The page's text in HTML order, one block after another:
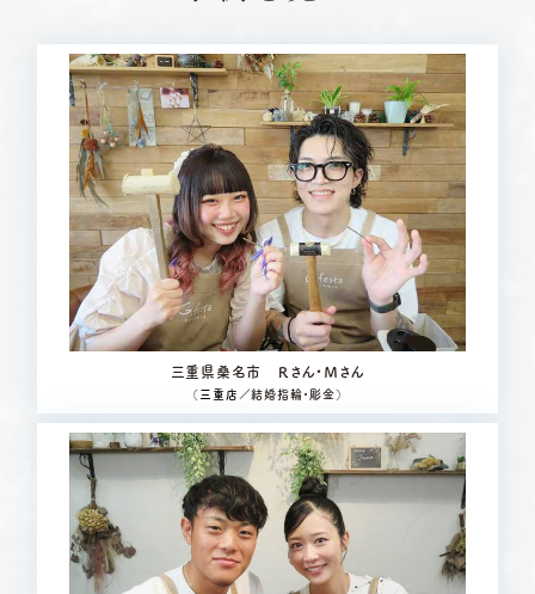
三重県桑名市 Ｒさん・Ｍさん
（ 三重店 ／結婚指輪・彫金）